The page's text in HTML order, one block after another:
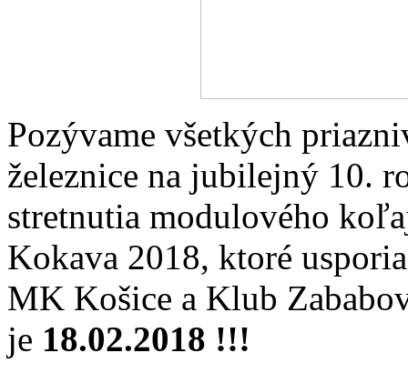
Pozývame všetkých
železnice na jubilejný 10.
stretnutia modulového
Kokava 2018, ktoré
MK Košice a Klub
je 18.02.2018 !!!